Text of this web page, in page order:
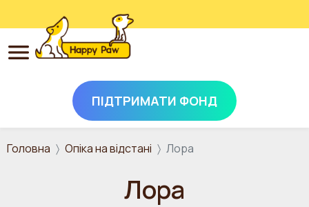
Перейти до основного вмісту
ПІДТРИМАТИ ФОНД
Головна Опіка на відстані Лора
Лора